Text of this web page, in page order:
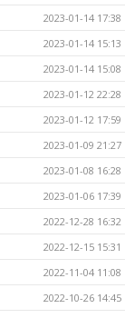
2023-01-14 17:38
2023-01-14 15:13
2023-01-14 15:08
2023-01-12 22:28
2023-01-12 17:59
2023-01-09 21:27
2023-01-08 16:28
2023-01-06 17:39
2022-12-28 16:32
2022-12-15 15:31
2022-11-04 11:08
2022-10-26 14:45